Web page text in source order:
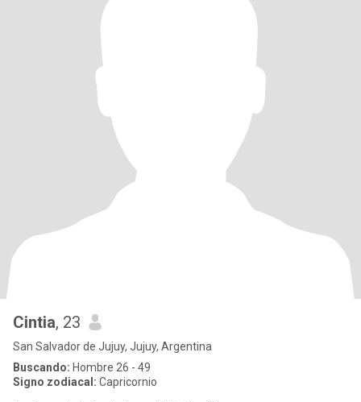
Cintia, 23
San Salvador de Jujuy, Jujuy, Argentina
Buscando: Hombre 26 - 49
Signo zodiacal: Capricornio